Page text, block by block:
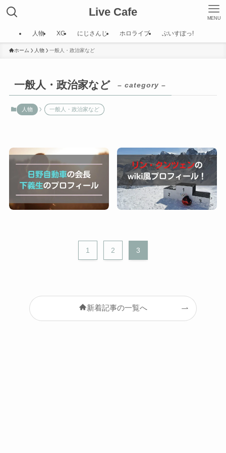
Live Cafe MENU
人物 XG にじさんじ ホロライブ ぶいすぽっ!
ホーム 人物 一般人・政治家など
一般人・政治家など – category –
人物 一般人・政治家など
1 2 3
新着記事の一覧へ